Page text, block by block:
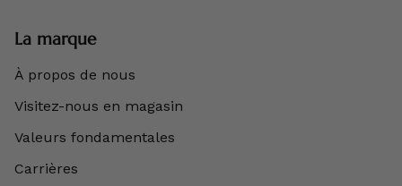
La marque
À propos de nous
Visitez-nous en magasin
Valeurs fondamentales
Carrières